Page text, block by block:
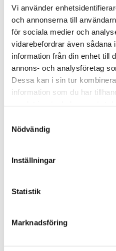
Vi använder
och annonserna till
för sociala medier och
vidarebefordrar även sådana
information från din enhet till
annons- och analysföretag
Dessa kan i sin tur
information som du har
Nödvändig
Inställningar
Statistik
Marknadsföring
84 – 88 cm 3
SEATRON GT